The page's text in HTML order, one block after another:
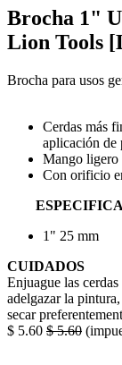
Brocha 1"
Lion Tools
Brocha para usos
Cerdas más
aplicación de
Mango ligero
Con orificio
1" 25 mm
CUIDADOS
Enjuague las
adelgazar la
secar
$ 5.60 $5.60